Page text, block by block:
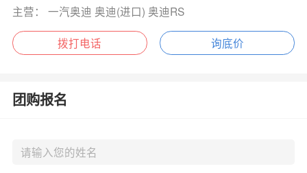
主营： 一汽奥迪 奥迪(进口) 奥迪RS
拨打电话 询底价
团购报名